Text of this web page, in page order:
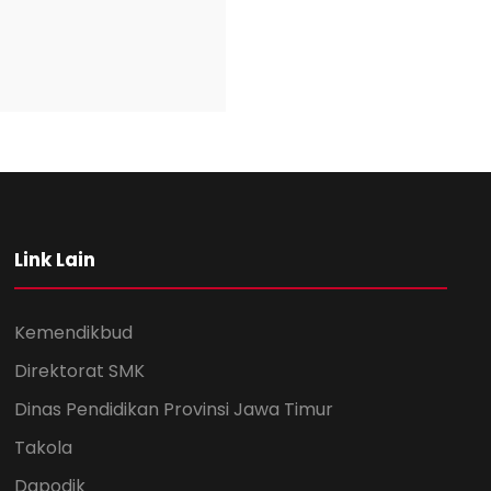
Link Lain
Kemendikbud
Direktorat SMK
Dinas Pendidikan Provinsi Jawa Timur
Takola
Dapodik